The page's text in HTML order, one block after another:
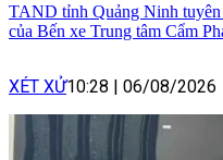
TAND tỉnh Quảng Ninh
của Bến xe Trung tâm Cẩm
XÉT XỬ10:28 | 06/08/2026